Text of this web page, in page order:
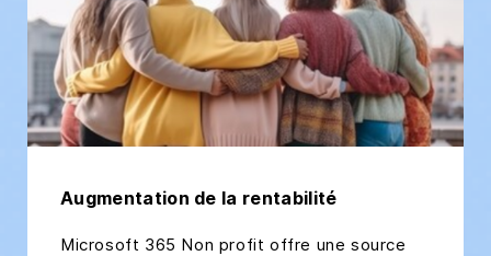
Augmentation de la rentabilité
Microsoft 365 Non profit offre une source